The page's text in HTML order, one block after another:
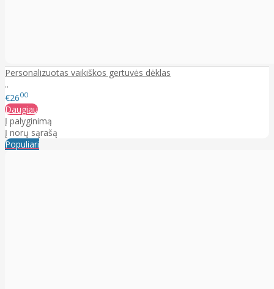
Personalizuotas vaikiškos gertuvės dėklas
..
€2600
Daugiau
Į palyginimą
Į norų sąrašą
Populiari